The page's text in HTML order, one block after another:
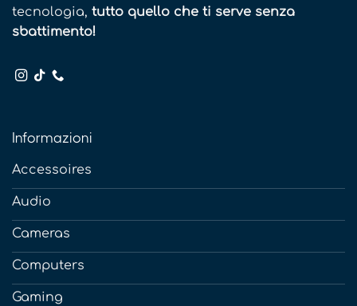
tecnologia, tutto quello che ti serve senza
sbattimento!
Informazioni
Accessoires
Audio
Cameras
Computers
Gaming